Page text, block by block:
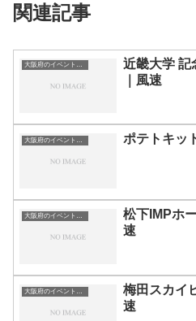
関連記事
大阪府のイベント会場一覧
近畿大学 記
｜風速
大阪府のイベント会場一覧 ポテトキッ
大阪府のイベント会場一覧
松下IMPホ
速
大阪府のイベント会場一覧
梅田スカイ
速